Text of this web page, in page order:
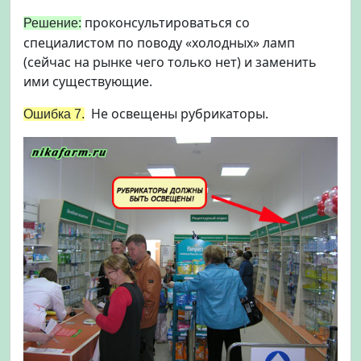
Решение: проконсультироваться со
специалистом по поводу «холодных» ламп
(сейчас на рынке чего только нет) и заменить
ими существующие.
Ошибка 7. Не освещены рубрикаторы.